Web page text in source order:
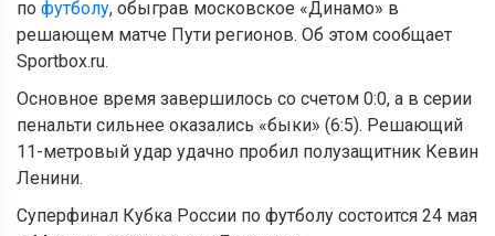
по футболу, обыграв московское «Динамо» в
решающем матче Пути регионов. Об этом сообщает
Sportbox.ru.
Основное время завершилось со счетом 0:0, а в серии
пенальти сильнее оказались «быки» (6:5). Решающий
11-метровый удар удачно пробил полузащитник Кевин
Ленини.
Суперфинал Кубка России по футболу состоится 24 мая